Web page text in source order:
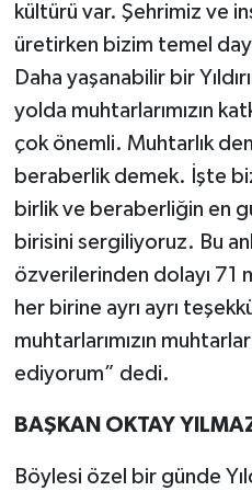
kültürü var. Şehrimiz ve
üretirken bizim temel
Daha yaşanabilir bir
yolda muhtarlarımızın
çok önemli. Muhtarlık
beraberlik demek. İşte biz
birlik ve beraberliğin en
birisini sergiliyoruz. Bu
özverilerinden dolayı 71
her birine ayrı ayrı
muhtarlarımızın
ediyorum” dedi.
BAŞKAN OKTAY
Böylesi özel bir günde